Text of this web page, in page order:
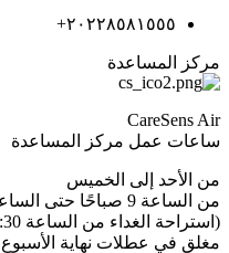
٢٠٢٢٨٥٨١٥٥٥+
مركز المساعدة
CareSens Air
ساعات عمل مركز المساعدة
من الأحد إلى الخميس
من الساعة 9 صباحًا حتى الساعة 5 مساءً (بتوقيت مصر)
(استراحة الغداء من الساعة 12:30 حتى الساعة 13:30)
مغلق في عطلات نهاية